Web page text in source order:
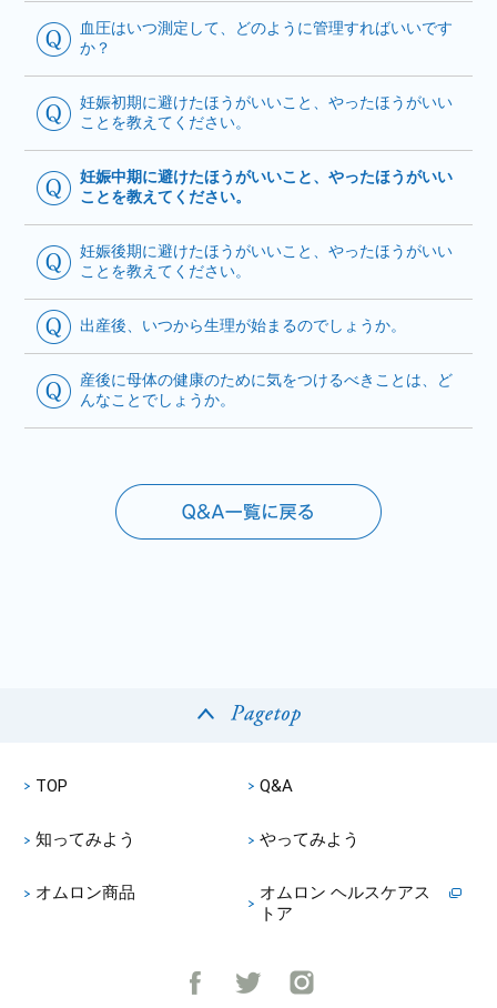
血圧はいつ測定して、どのように管理すればいいです
か？
妊娠初期に避けたほうがいいこと、やったほうがいい
ことを教えてください。
妊娠中期に避けたほうがいいこと、やったほうがいい
ことを教えてください。
妊娠後期に避けたほうがいいこと、やったほうがいい
ことを教えてください。
出産後、いつから生理が始まるのでしょうか。
産後に母体の健康のために気をつけるべきことは、ど
んなことでしょうか。
TOP Q&A
知ってみよう やってみよう
オムロン商品
オムロン ヘルスケアス
トア